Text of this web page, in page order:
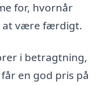
for, hvornår
at være færdigt.
i betragtning,
en god pris på